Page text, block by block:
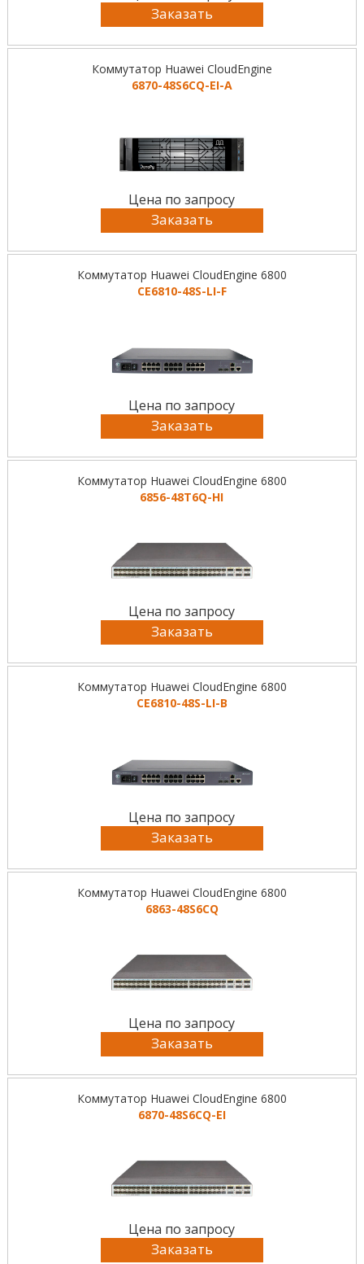
Заказать
Коммутатор Huawei CloudEngine
6870-48S6CQ-EI-A
Цена по запросу
Заказать
Коммутатор Huawei CloudEngine 6800
CE6810-48S-LI-F
Цена по запросу
Заказать
Коммутатор Huawei CloudEngine 6800
6856-48T6Q-HI
Цена по запросу
Заказать
Коммутатор Huawei CloudEngine 6800
CE6810-48S-LI-B
Цена по запросу
Заказать
Коммутатор Huawei CloudEngine 6800
6863-48S6CQ
Цена по запросу
Заказать
Коммутатор Huawei CloudEngine 6800
6870-48S6CQ-EI
Цена по запросу
Заказать